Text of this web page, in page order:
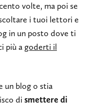
volte, ma poi se
i tuoi lettori e
in un posto dove ti
più a goderti il
un blog o stia
di smettere di